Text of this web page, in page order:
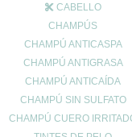
CABELLO
CHAMPÚS
CHAMPÚ ANTICASPA
CHAMPÚ ANTIGRASA
CHAMPÚ ANTICAÍDA
CHAMPÚ SIN SULFATO
CHAMPÚ CUERO
época del año en la que
barbacoas, helados y
muchas personas, esto